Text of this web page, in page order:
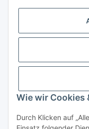
Wie wir Cookies
Durch Klicken auf
Kategorien
Das sollten Sie wissen